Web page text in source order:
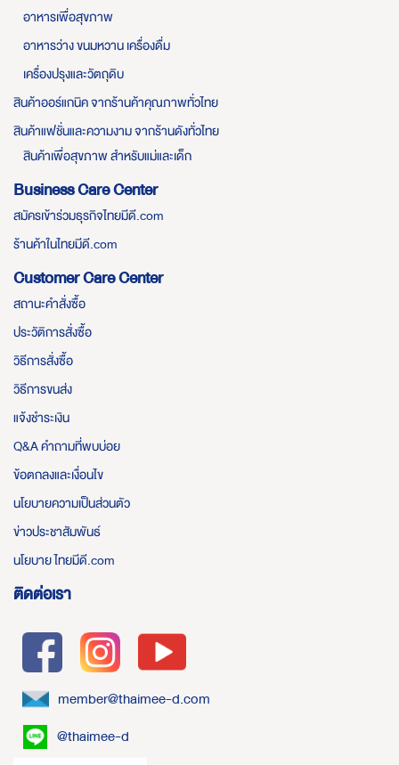
อาหารเพื่อสุขภาพ
อาหารว่าง ขนมหวาน เครื่องดื่ม
เครื่องปรุงและวัตถุดิบ
สินค้าออร์แกนิค จากร้านค้าคุณภาพทั่วไทย
สินค้าแฟชั่นและความงาม จากร้านดังทั่วไทย
สินค้าเพื่อสุขภาพ สำหรับแม่และเด็ก
Business Care Center
สมัครเข้าร่วมธุรกิจไทยมีดี.com
ร้านค้าในไทยมีดี.com
Customer Care Center
สถานะคำสั่งซื้อ
ประวัติการสั่งซื้อ
วิธีการสั่งซื้อ
วิธีการขนส่ง
แจ้งชำระเงิน
Q&A คำถามที่พบบ่อย
ข้อตกลงและเงื่อนไข
นโยบายความเป็นส่วนตัว
ข่าวประชาสัมพันธ์
นโยบาย ไทยมีดี.com
ติดต่อเรา
member@thaimee-d.com
@thaimee-d